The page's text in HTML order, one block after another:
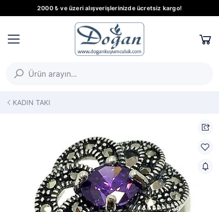
2000 ₺ ve üzeri alışverişlerinizde ücretsiz kargo!
KADIN TAKI